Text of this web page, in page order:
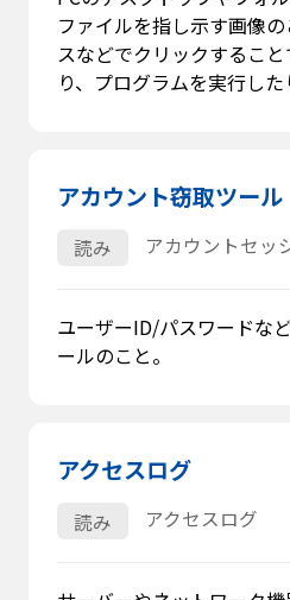
ファイルを指し示す画像
スなどでクリックするこ
り、プログラムを実行した
アカウント窃取ツール
読み アカウントセッ
ユーザーID/パスワードな
ールのこと。
アクセスログ
読み アクセスログ